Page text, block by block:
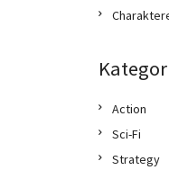
Action
Sci-Fi
Strategy